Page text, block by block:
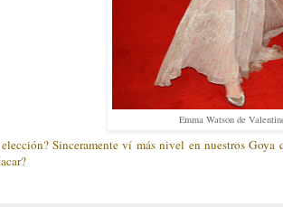
Emma Watson de
Sinceramente ví más nivel en nuestros